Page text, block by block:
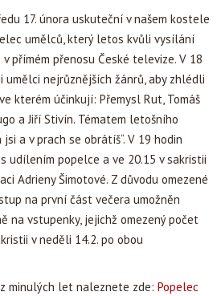
17. února uskuteční v našem kostele
umělců, který letos kvůli vysílání
přímém přenosu České televize. V 18
umělci nejrůznějších žánrů, aby zhlédli
kterém účinkují: Přemysl Rut, Tomáš
a Jiří Stivín. Tématem letošního
a v prach se obrátíš“. V 19 hodin
udílením popelce a ve 20.15 v sakristii
Adrieny Šimotové. Z důvodu omezené
na první část večera umožněn
na vstupenky, jejichž omezený počet
v neděli 14.2. po obou
minulých let naleznete zde: Popelec